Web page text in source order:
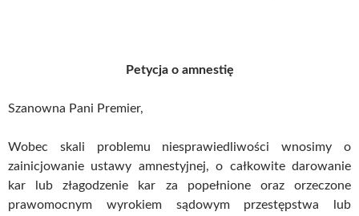
Petycja o amnestię
Szanowna Pani Premier,
Wobec skali problemu niesprawiedliwości wnosimy o
zainicjowanie ustawy amnestyjnej, o całkowite darowanie
kar lub złagodzenie kar za popełnione oraz orzeczone
prawomocnym wyrokiem sądowym przestępstwa lub